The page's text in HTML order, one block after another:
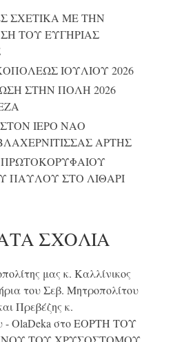
ΣΧΕΤΙΚΑ ΜΕ ΤΗΝ
ΤΟΥ ΕΥΓΗΡΙΑΣ
ΙΟΥΛΙΟΥ 2026
ΣΤΗΝ ΠΟΛΗ 2026
ΙΕΡΟ ΝΑΟ
ΑΡΤΗΣ
ΠΑΥΛΟΥ ΣΤΟ ΛΙΘΑΡΙ
ΣΧΌΛΙΑ
μας κ. Καλλίνικος
του Σεβ. Μητροπολίτου
Πρεβέζης κ.
OlaDeka στοΕΟΡΤΗ ΤΟΥ